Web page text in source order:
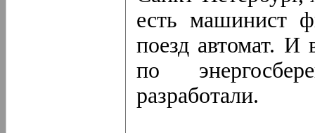
есть машинист
поезд автомат. И
по
разработали.